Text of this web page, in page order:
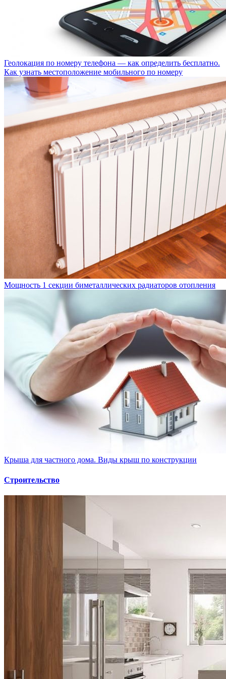
Геолокация по номеру телефона — как определить бесплатно.
Как узнать местоположение мобильного по номеру
Мощность 1 секции биметаллических радиаторов отопления
Крыша для частного дома. Виды крыш по конструкции
Строительство